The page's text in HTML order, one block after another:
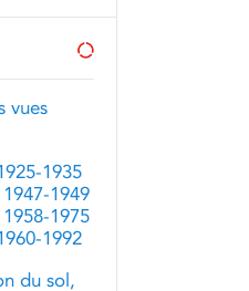
vues
1935
1949
1975
1992
du sol,